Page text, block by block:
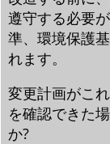
遵守する必要
準、環境保護
れます。
変更計画がこ
を確認できた
か?